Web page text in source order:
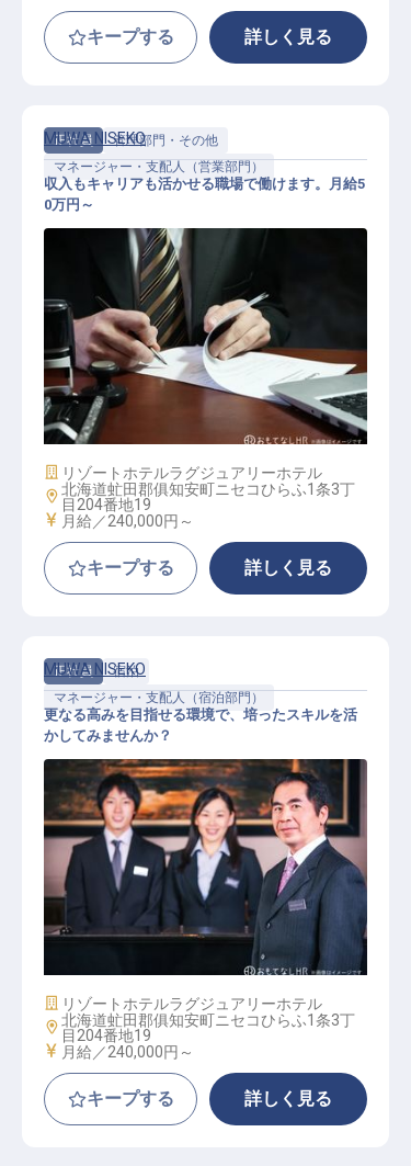
キープする 詳しく見る
正社員
管理部門・その他
マネージャー・支配人（営業部門）
営業部門・部長
MUWA NISEKO
収入もキャリアも活かせる職場で働けます。月給5
0万円～
施設業態
リゾートホテルラグジュアリーホテル
勤務地
北海道虻田郡俱知安町ニセコひらふ1条3丁
目204番地19
給与
月給／240,000円～
キープする 詳しく見る
正社員
宿泊
マネージャー・支配人（宿泊部門）
ゲストリレーションマネージャー
MUWA NISEKO
更なる高みを目指せる環境で、培ったスキルを活
かしてみませんか？
施設業態
リゾートホテルラグジュアリーホテル
勤務地
北海道虻田郡俱知安町ニセコひらふ1条3丁
目204番地19
給与
月給／240,000円～
キープする 詳しく見る